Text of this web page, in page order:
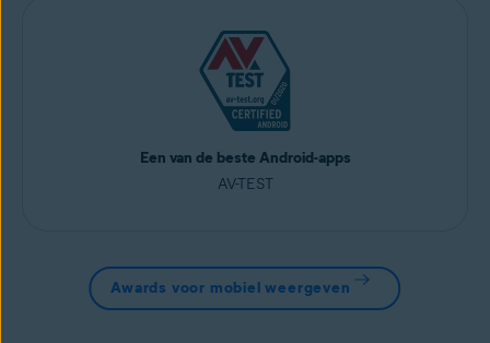
Een van de beste Android-apps
AV-TEST
Awards voor mobiel weergeven